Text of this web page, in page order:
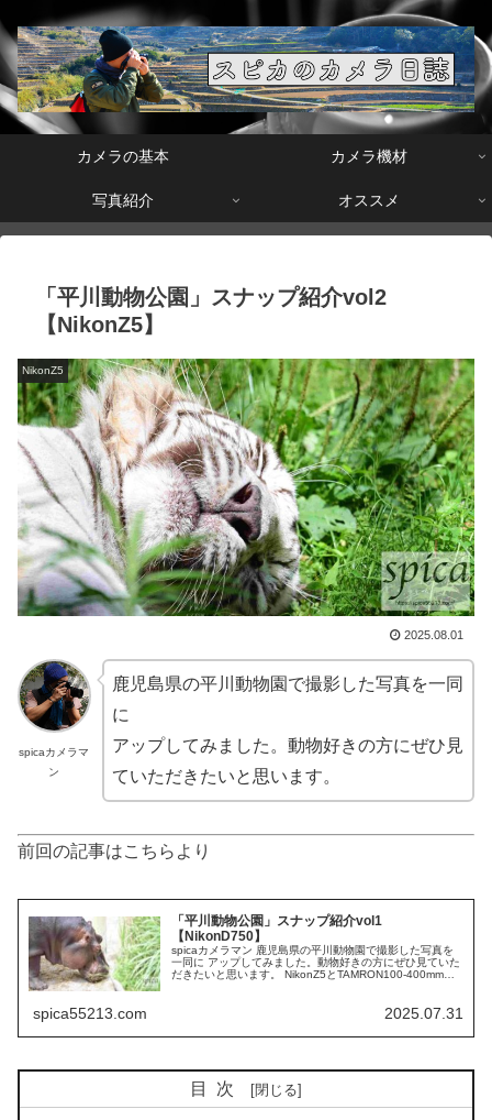
カメラの基本 カメラ機材
写真紹介 オススメ
「平川動物公園」スナップ紹介vol2
【NikonZ5】
NikonZ5
2025.08.01
spicaカメラマ
ン
鹿児島県の平川動物園で撮影した写真を一同
に
アップしてみました。動物好きの方にぜひ見
ていただきたいと思います。
前回の記事はこちらより
「平川動物公園」スナップ紹介vol1
【NikonD750】
spicaカメラマン 鹿児島県の平川動物園で撮影した写真を
一同に アップしてみました。動物好きの方にぜひ見ていた
だきたいと思います。 NikonZ5とTAMRON100-400mm望
spica55213.com 2025.07.31
目次